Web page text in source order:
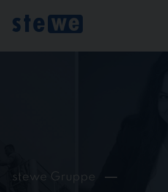
content
stewe Gruppe